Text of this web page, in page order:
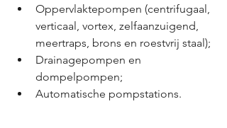
Oppervlaktepompen (centrifugaal,
verticaal, vortex, zelfaanzuigend,
meertraps, brons en roestvrij staal);
Drainagepompen en
dompelpompen;
Automatische pompstations.